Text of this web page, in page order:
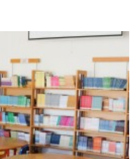
Catálogos
Contactos